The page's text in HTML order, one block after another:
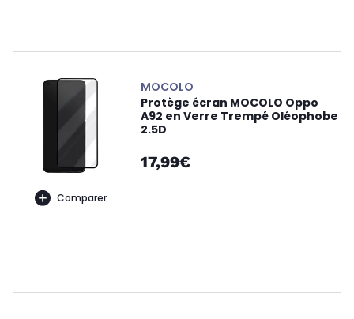
Comparer
MOCOLO
Protège écran MOCOLO Oppo
A92 en Verre Trempé Oléophobe
2.5D
17,99€